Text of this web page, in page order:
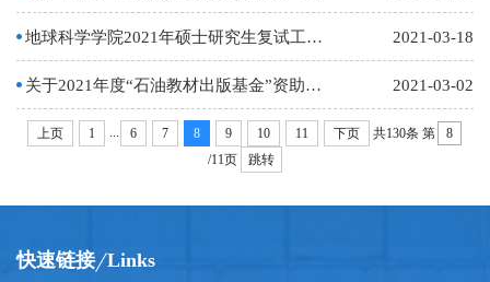
地球科学学院2021年硕士研究生复试工作方案 2021-03-18
关于2021年度“石油教材出版基金”资助项目申报的通知 2021-03-02
上页 1 ... 6 7 8 9 10 11 下页 共130条 第
/11页
跳转
快速链接 Links